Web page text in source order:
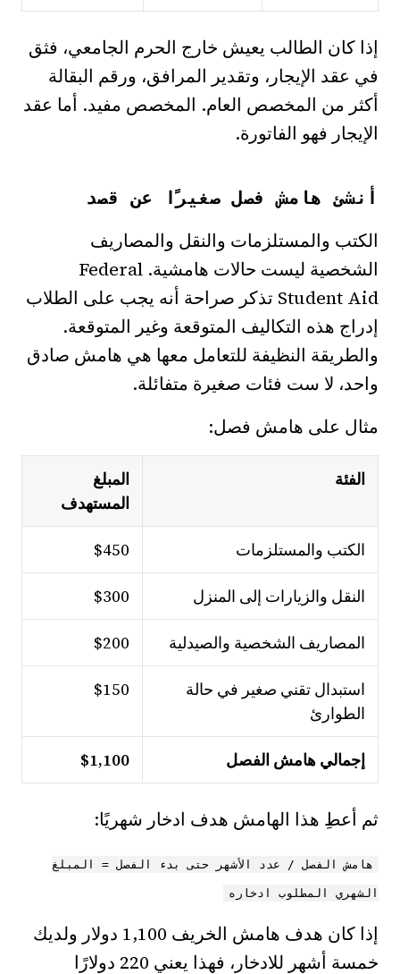
إذا كان الطالب يعيش خارج الحرم الجامعي، فثق
في عقد الإيجار، وتقدير المرافق، ورقم البقالة
أكثر من المخصص العام. المخصص مفيد. أما عقد
الإيجار فهو الفاتورة.
أنشئ هامش فصل صغيرًا عن قصد
الكتب والمستلزمات والنقل والمصاريف
الشخصية ليست حالات هامشية. Federal
Student Aid تذكر صراحة أنه يجب على الطلاب
إدراج هذه التكاليف المتوقعة وغير المتوقعة.
والطريقة النظيفة للتعامل معها هي هامش صادق
واحد، لا ست فئات صغيرة متفائلة.
مثال على هامش فصل:
الفئة
المبلغ
المستهدف
الكتب والمستلزمات $450
النقل والزيارات إلى المنزل $300
المصاريف الشخصية والصيدلية $200
استبدال تقني صغير في حالة
الطوارئ
$150
إجمالي هامش الفصل $1,100
ثم أعطِ هذا الهامش هدف ادخار شهريًا:
هامش الفصل / عدد الأشهر حتى بدء الفصل = المبلغ
الشهري المطلوب ادخاره
إذا كان هدف هامش الخريف 1,100 دولار ولديك
خمسة أشهر للادخار، فهذا يعني 220 دولارًا